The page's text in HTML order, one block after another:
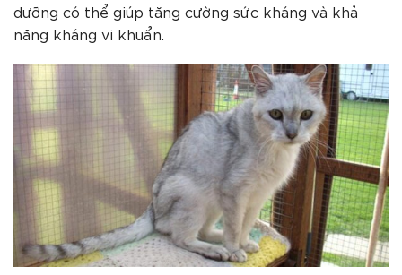
dưỡng có thể giúp tăng cường sức kháng và khả
năng kháng vi khuẩn.